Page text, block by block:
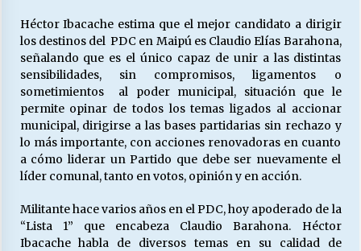
Releyendo la Rerum Novarum a 135 años. “La
cuestión social hoy”.
16/05/2026
S.O.S. a los ricos, Save Our Souls (Salvar
Nuestras Almas)
30/04/2026
18/04/2026
Héctor Ibacache estima que el mejor candidato a dirigir
los destinos del PDC en Maipú es Claudio Elías Barahona,
señalando que es el único capaz de unir a las distintas
sensibilidades, sin compromisos, ligamentos o
sometimientos al poder municipal, situación que le
permite opinar de todos los temas ligados al accionar
municipal, dirigirse a las bases partidarias sin rechazo y
lo más importante, con acciones renovadoras en cuanto
a cómo liderar un Partido que debe ser nuevamente el
líder comunal, tanto en votos, opinión y en acción.
Militante hace varios años en el PDC, hoy apoderado de la
“Lista 1” que encabeza Claudio Barahona. Héctor
Ibacache habla de diversos temas en su calidad de